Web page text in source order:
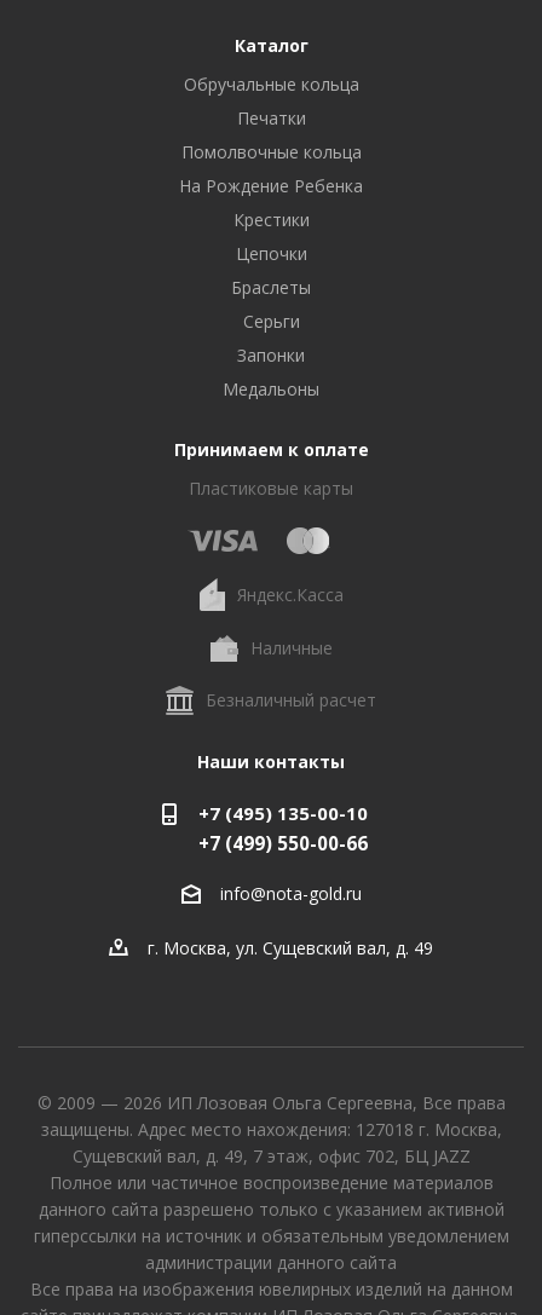
Каталог
Обручальные кольца
Печатки
Помолвочные кольца
На Рождение Ребенка
Крестики
Цепочки
Браслеты
Серьги
Запонки
Медальоны
Принимаем к оплате
Пластиковые карты
Яндекс.Касса
Наличные
Безналичный расчет
Наши контакты
+7 (495) 135-00-10
+7 (499) 550-00-66
info@nota-gold.ru
г. Москва, ул. Сущевский вал, д. 49
© 2009 — 2026 ИП Лозовая Ольга Сергеевна, Все права
защищены. Адрес место нахождения: 127018 г. Москва,
Сущевский вал, д. 49, 7 этаж, офис 702, БЦ JAZZ
Полное или частичное воспроизведение материалов
данного сайта разрешено только с указанием активной
гиперссылки на источник и обязательным уведомлением
администрации данного сайта
Все права на изображения ювелирных изделий на данном